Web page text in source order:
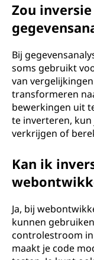
Zou
Bij
soms gebruikt
van
transformeren
bewerkingen uit
te inverteren,
verkrijgen of
Kan ik
Ja, bij
kunnen
controlestroom
maakt je code